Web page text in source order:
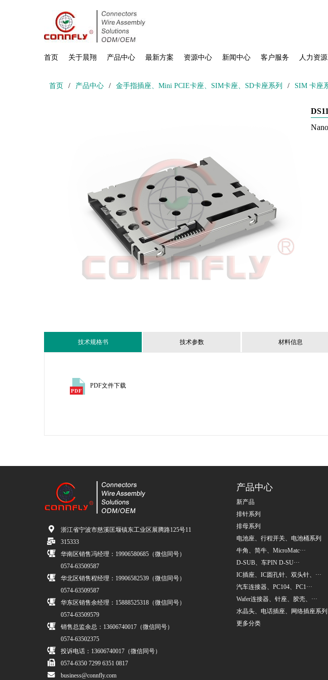
首页 关于晨翔 产品中心 最新方案 资源中心 新闻中心 客户服务 人力资源
首页 / 产品中心 / 金手指插座、Mini PCIE卡座、SIM卡座、SD卡座系列 / SIM 卡座
技术规格书 技术参数 材料信息
PDF文件下载
浙江省宁波市慈溪匡堰镇东工业区展腾路125号11
315333
华南区销售冯经理：19906580685（微信同号）
0574-63509587
华北区销售程经理：19906582539（微信同号）
0574-63509587
华东区销售余经理：15888525318（微信同号）
0574-63509579
销售总监余总：13606740017（微信同号）
0574-63502375
投诉电话：13606740017（微信同号）
0574-6350 7299 6351 0817
business@connfly.com
产品中心
新产品
排针系列
排母系列
电池座、行程开关、电池桶系列
牛角、简牛、MicroMatc···
D-SUB、车PIN D-SU···
IC插座、IC圆孔针、双头针、···
汽车连接器、PC104、PC1···
Wafer连接器、针座、胶壳、···
水晶头、电话插座、网络插座系列
更多分类